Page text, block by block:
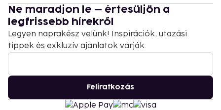
Ne maradjon le – értesüljön a
legfrissebb hírekről
Legyen naprakész velünk! Inspirációk, utazási
tippek és exkluzív ajánlatok várják.
Feliratkozás